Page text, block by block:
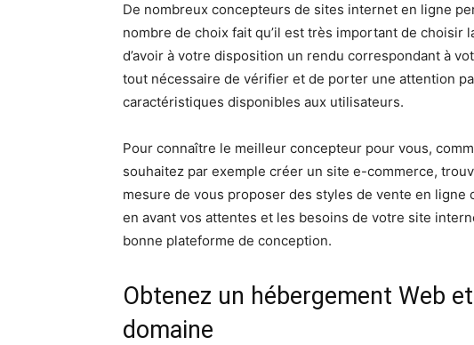
De nombreux concepteurs de sites internet en ligne
nombre de choix fait qu’il est très important de choisir
d’avoir à votre disposition un rendu correspondant à
tout nécessaire de vérifier et de porter une attention
caractéristiques disponibles aux utilisateurs.
Pour connaître le meilleur concepteur pour vous,
souhaitez par exemple créer un site e-commerce,
mesure de vous proposer des styles de vente en ligne
en avant vos attentes et les besoins de votre site
bonne plateforme de conception.
Obtenez un hébergement Web
domaine